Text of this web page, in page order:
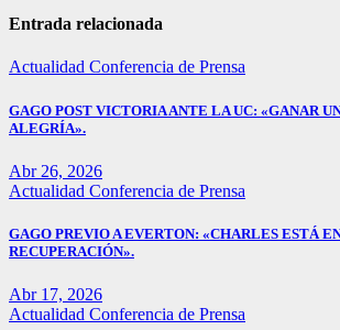
Entrada relacionada
Actualidad Conferencia de Prensa
GAGO POST VICTORIA ANTE LA UC: «GANAR
ALEGRÍA».
Abr 26, 2026
Actualidad Conferencia de Prensa
GAGO PREVIO A EVERTON: «CHARLES ESTÁ
RECUPERACIÓN».
Abr 17, 2026
Actualidad Conferencia de Prensa